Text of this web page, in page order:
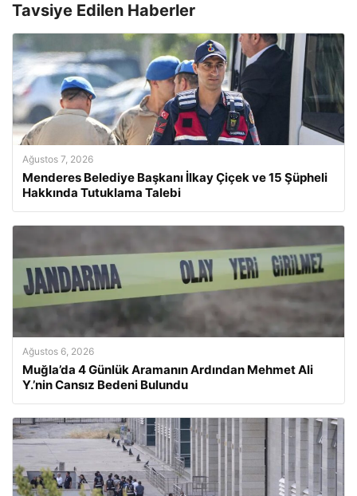
Tavsiye Edilen Haberler
Ağustos 7, 2026
Menderes Belediye Başkanı İlkay Çiçek ve 15 Şüpheli
Hakkında Tutuklama Talebi
Ağustos 6, 2026
Muğla’da 4 Günlük Aramanın Ardından Mehmet Ali
Y.’nin Cansız Bedeni Bulundu